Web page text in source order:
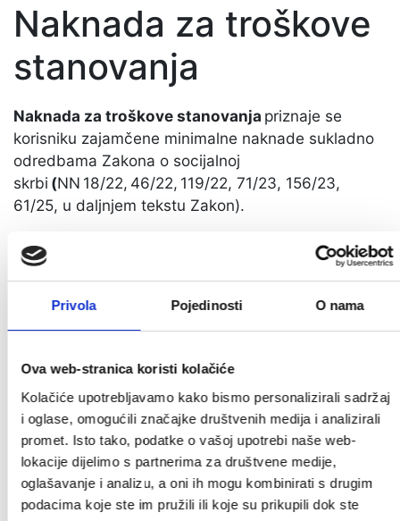
Privola Pojedinosti O nama
Ova web-stranica koristi kolačiće
Kolačiće upotrebljavamo kako bismo personalizirali sadržaj
i oglase, omogućili značajke društvenih medija i analizirali
promet. Isto tako, podatke o vašoj upotrebi naše web-
lokacije dijelimo s partnerima za društvene medije,
oglašavanje i analizu, a oni ih mogu kombinirati s drugim
podacima koje ste im pružili ili koje su prikupili dok ste
Naknada za troškove
stanovanja
Naknada za troškove stanovanja priznaje se
korisniku zajamčene minimalne naknade sukladno
odredbama Zakona o socijalnoj
skrbi (NN 18/22, 46/22, 119/22, 71/23, 156/23,
61/25, u daljnjem tekstu Zakon).
Pravo na naknadu za troškove stanovanja priznaje
se korisniku zajamčene minimalne naknade, osim
beskućniku koji se nalazi u prenoćištu, prihvatilištu
ili mu je priznata usluga smještaja u organiziranom
stanovanju, žrtvi nasilja u obitelji i žrtvi trgovanja
situacijama.
Troškovi stanovanja u smislu Zakona odnose se na
najamninu, komunalne naknade, troškove grijanja,
vodne usluge te troškova koji su nastali zbog
radova na povećanju energetske učinkovitosti
zgrade.